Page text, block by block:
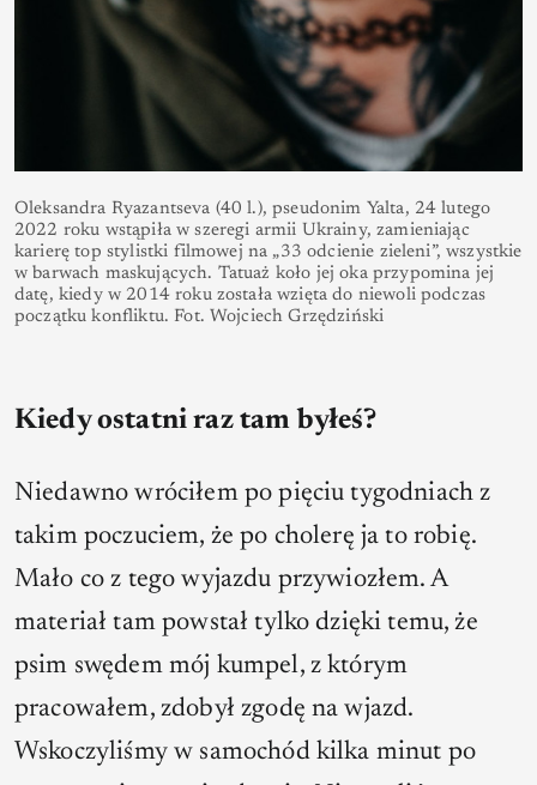
Oleksandra Ryazantseva (40 l.), pseudonim Yalta, 24 lutego
2022 roku wstąpiła w szeregi armii Ukrainy, zamieniając
karierę top stylistki filmowej na „33 odcienie zieleni”, wszystkie
w barwach maskujących. Tatuaż koło jej oka przypomina jej
datę, kiedy w 2014 roku została wzięta do niewoli podczas
początku konfliktu. Fot. Wojciech Grzędziński
Kiedy ostatni raz tam byłeś?
Niedawno wróciłem po pięciu tygodniach z
takim poczuciem, że po cholerę ja to robię.
Mało co z tego wyjazdu przywiozłem. A
materiał tam powstał tylko dzięki temu, że
psim swędem mój kumpel, z którym
pracowałem, zdobył zgodę na wjazd.
Wskoczyliśmy w samochód kilka minut po